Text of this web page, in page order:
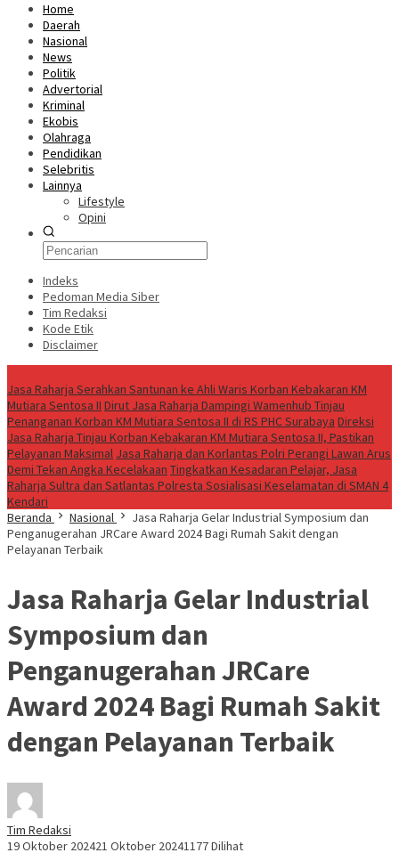
Home
Daerah
Nasional
News
Politik
Advertorial
Kriminal
Ekobis
Olahraga
Pendidikan
Selebritis
Lainnya
Lifestyle
Opini
Indeks
Pedoman Media Siber
Tim Redaksi
Kode Etik
Disclaimer
Jasa Raharja Serahkan Santunan ke Ahli Waris Korban Kebakaran KM
Mutiara Sentosa II Dirut Jasa Raharja Dampingi Wamenhub Tinjau
Penanganan Korban KM Mutiara Sentosa II di RS PHC Surabaya Direksi
Jasa Raharja Tinjau Korban Kebakaran KM Mutiara Sentosa II, Pastikan
Pelayanan Maksimal Jasa Raharja dan Korlantas Polri Perangi Lawan Arus
Demi Tekan Angka Kecelakaan Tingkatkan Kesadaran Pelajar, Jasa
Raharja Sultra dan Satlantas Polresta Sosialisasi Keselamatan di SMAN 4
Kendari
Beranda
Nasional
Jasa Raharja Gelar Industrial Symposium dan
Penganugerahan JRCare Award 2024 Bagi Rumah Sakit dengan
Pelayanan Terbaik
Jasa Raharja Gelar Industrial
Symposium dan
Penganugerahan JRCare
Award 2024 Bagi Rumah Sakit
dengan Pelayanan Terbaik
Tim Redaksi
19 Oktober 202421 Oktober 20241177 Dilihat